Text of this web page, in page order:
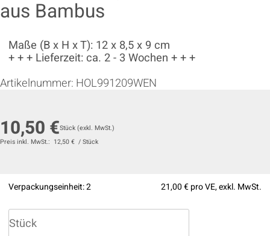
aus Bambus
Maße (B x H x T): 12 x 8,5 x 9 cm
+ + + Lieferzeit: ca. 2 - 3 Wochen + + +
Artikelnummer: HOL991209WEN
10,50 €Stück (exkl. MwSt.)
Preis inkl. MwSt.: 12,50 € / Stück
Verpackungseinheit:2 21,00 €pro VE, exkl. MwSt.